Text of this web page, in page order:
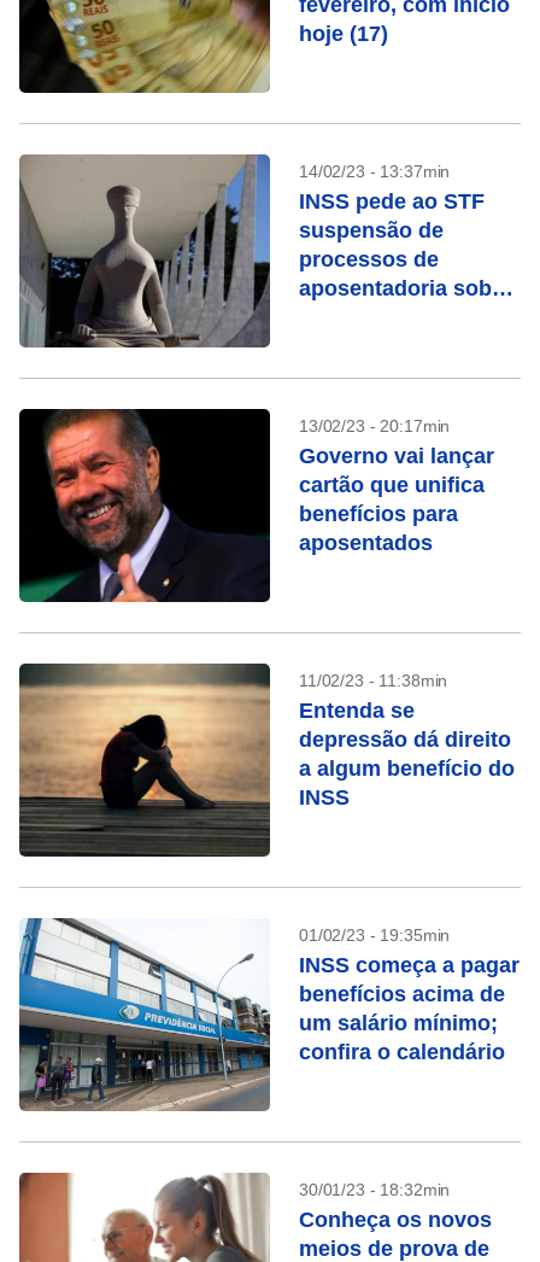
fevereiro, com início
hoje (17)
14/02/23 - 13:37min
INSS pede ao STF
suspensão de
processos de
aposentadoria sob
13/02/23 - 20:17min
Governo vai lançar
cartão que unifica
benefícios para
aposentados
11/02/23 - 11:38min
Entenda se
depressão dá direito
a algum benefício do
INSS
01/02/23 - 19:35min
INSS começa a pagar
benefícios acima de
um salário mínimo;
confira o calendário
30/01/23 - 18:32min
Conheça os novos
meios de prova de